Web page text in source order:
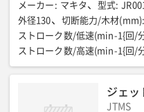
メーカー : マキタ 型式:
外径130
切断能力/木材(mm):
ストローク数/低速(min-1{回/
ストローク数/高速(min-1{回/
32
電圧(V): 直流36(40Vmax)
: 40-2.5
ジェッ
JTMS